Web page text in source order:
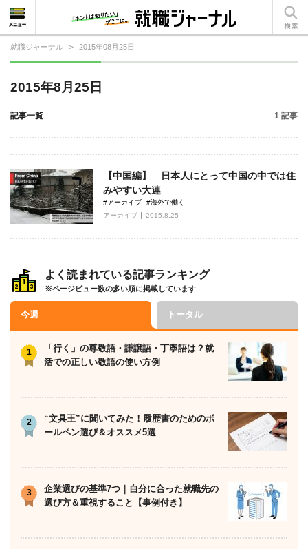
就職ジャーナル > 2015年08月25日
2015年8月25日
記事一覧 1 記事
【中国編】 日本人にとって中国の中では住
みやすい大連
#アーカイブ
#海外で働く
アーカイブ
2015.8.25
よく読まれている記事ランキング
※ページビュー数の多い順に掲載しています
今週 トータル
「行く」の尊敬語・謙譲語・丁寧語は？就
活での正しい敬語の使い方例
“文具王”に聞いてみた！履歴書のためのボ
ールペン選び＆オススメ5選
企業選びの基準7つ｜自分に合った就職先の
選び方＆重視すること【事例付き】
就活相談
就活ノウハウ
仕事の選び方・ヒント
仕事とは？
就活コラム